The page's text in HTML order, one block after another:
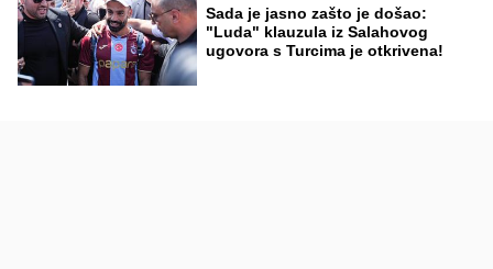
Sada je jasno zašto je došao:
"Luda" klauzula iz Salahovog
ugovora s Turcima je otkrivena!